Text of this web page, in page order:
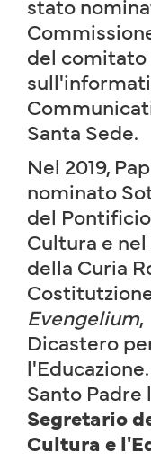
del
Santa Sede.
Nel 2019,
nominato
del
Cultura e
della Curia
Evengelium
Dicastero
Santo Padre
Segretario
Cultura e